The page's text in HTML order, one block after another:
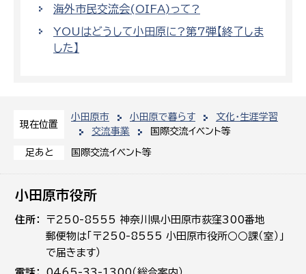
現在位置
小田原市 小田原で暮らす
文化・生涯学習
交流事業
国際交流イベント等
足あと 国際交流イベント等
海外市民交流会(OIFA)って?
YOUはどうして小田原に?第7弾【終了しま
した】
小田原市役所
住所
〒250-8555 神奈川県小田原市荻窪300番地
郵便物は「〒250-8555 小田原市役所○○課（室）」
で届きます）